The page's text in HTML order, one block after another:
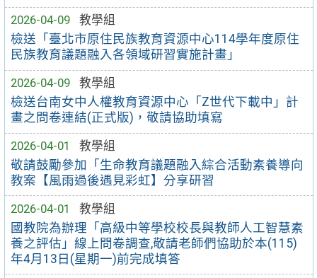
2026-04-09
教學組
檢送「臺北市原住民族教育資源中心114學年度原住
民族教育議題融入各領域研習實施計畫」
2026-04-09
教學組
檢送台南女中人權教育資源中心「Z世代下載中」計
畫之問卷連結(正式版)，敬請協助填寫
2026-04-01
教學組
敬請鼓勵參加「生命教育議題融入綜合活動素養導向
教案【風雨過後遇見彩虹】分享研習
2026-04-01
教學組
國教院為辦理「高級中等學校校長與教師人工智慧素
養之評估」線上問卷調查,敬請老師們協助於本(115)
年4月13日(星期一)前完成填答